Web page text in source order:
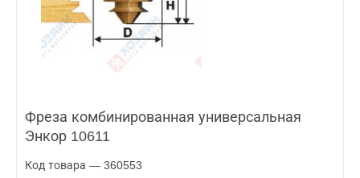
Фреза комбинированная универсальная
Энкор 10611
Код товара — 360553